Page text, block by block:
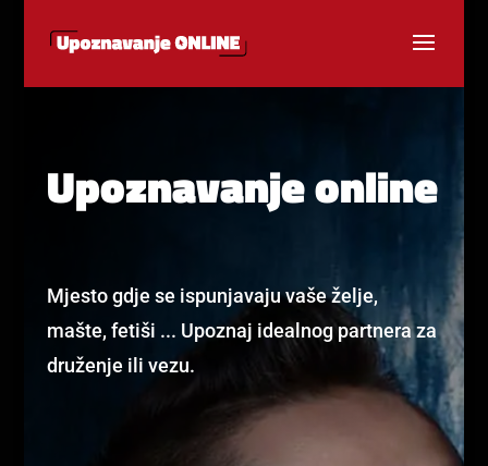
Upoznavanje online
Mjesto gdje se ispunjavaju vaše želje,
mašte, fetiši ... Upoznaj idealnog partnera za
druženje ili vezu.